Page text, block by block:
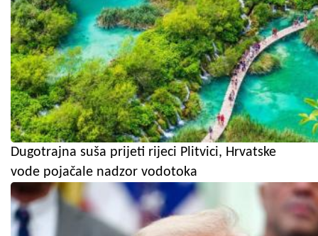
Dugotrajna suša prijeti rijeci Plitvici, Hrvatske
vode pojačale nadzor vodotoka